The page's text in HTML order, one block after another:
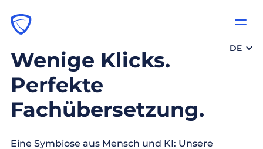
DE
Wenige Klicks.
Perfekte
Fachübersetzung.
Eine Symbiose aus Mensch und KI: Unsere